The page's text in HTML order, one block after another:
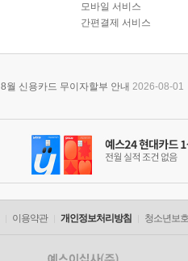
모바일 서비스
간편결제 서비스
8월 신용카드 무이자할부 안내 2026-08-01
이용약관 개인정보처리방침 청소년보